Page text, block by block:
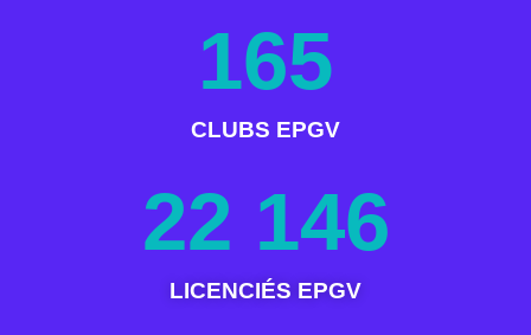
CLUBS EPGV
165
LICENCIÉS EPGV
22 146